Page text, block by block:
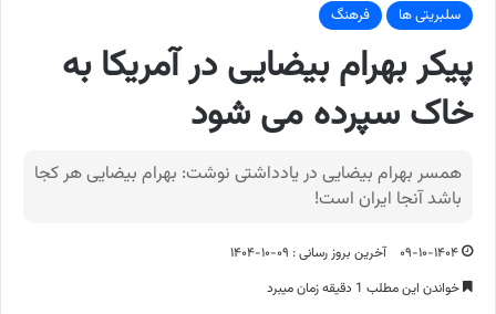
سلبریتی ها فرهنگ
پیکر بهرام بیضایی در آمریکا به
خاک سپرده می شود
همسر بهرام بیضایی در یادداشتی نوشت: بهرام بیضایی هر کجا
باشد آنجا ایران است!
۰۹-۱۰-۱۴۰۴
آخرین بروز رسانی : ۰۹-۱۰-۱۴۰۴
خواندن این مطلب 1 دقیقه زمان میبرد